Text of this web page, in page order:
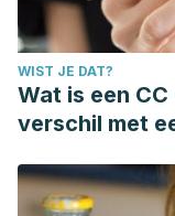
WIST JE DAT?
Wat is een
verschil met